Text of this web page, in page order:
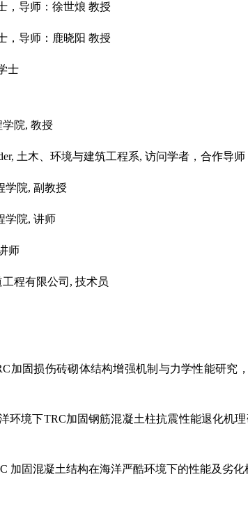
，导师：徐世烺 教授
，导师：鹿晓阳 教授
士
学院, 教授
土木、环境与建筑工程系, 访问学者，合作导
学院, 副教授
学院, 讲师
师
工程有限公司 , 技术员
加固损伤砖砌体结构增强机制与力学性能研究，
环境下TRC加固钢筋混凝土柱抗震性能退化机理
加固混凝土结构在海洋严酷环境下的性能及劣化